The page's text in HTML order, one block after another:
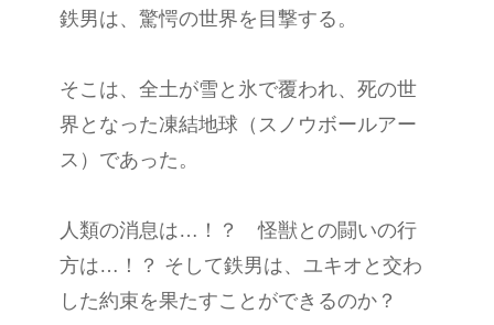
鉄男は、驚愕の世界を目撃する。
そこは、全土が雪と氷で覆われ、死の世
界となった凍結地球（スノウボールアー
ス）であった。
人類の消息は…！？ 怪獣との闘いの行
方は…！？ そして鉄男は、ユキオと交わ
した約束を果たすことができるのか？